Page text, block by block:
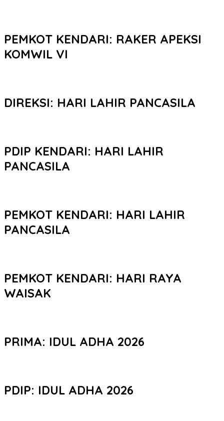
PEMKOT KENDARI: RAKER APEKSI
KOMWIL VI
DIREKSI: HARI LAHIR PANCASILA
PDIP KENDARI: HARI LAHIR
PANCASILA
PEMKOT KENDARI: HARI LAHIR
PANCASILA
PEMKOT KENDARI: HARI RAYA
WAISAK
PRIMA: IDUL ADHA 2026
PDIP: IDUL ADHA 2026